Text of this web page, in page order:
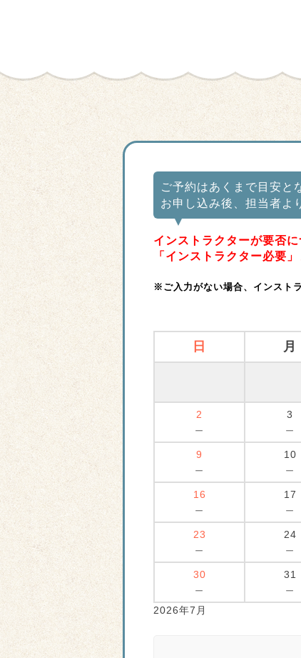
ご予約はあくまで目安と
お申し込み後、担当者よ
インストラクターが要否
「インストラクター必要
※ご入力がない場合、インスト
日 月
2
－
3
－
9
－
10
－
16
－
17
－
23
－
24
－
30
－
31
－
2026年7月